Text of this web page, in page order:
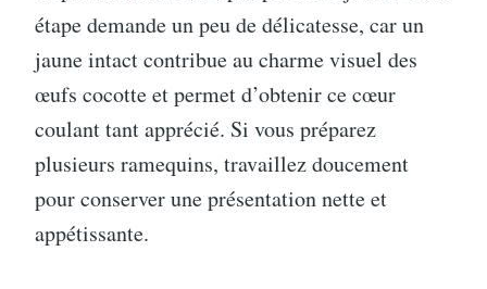
étape demande un peu de délicatesse, car un
jaune intact contribue au charme visuel des
œufs cocotte et permet d’obtenir ce cœur
coulant tant apprécié. Si vous préparez
plusieurs ramequins, travaillez doucement
pour conserver une présentation nette et
appétissante.